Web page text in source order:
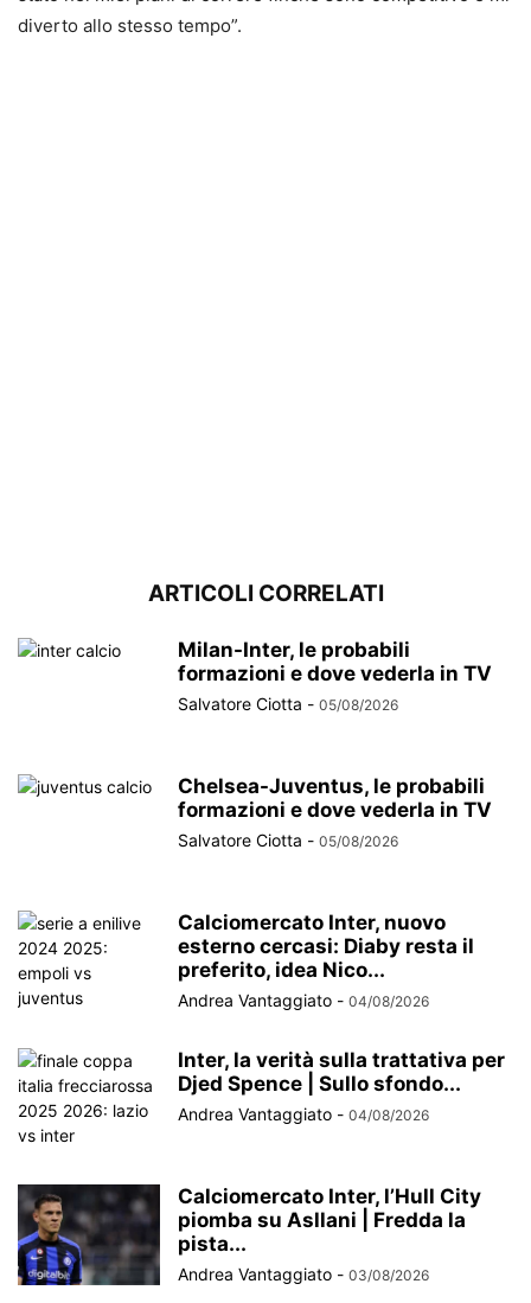
diverto allo stesso tempo”.
ARTICOLI CORRELATI
Milan-Inter, le probabili
formazioni e dove vederla in TV
Salvatore Ciotta - 05/08/2026
Chelsea-Juventus, le probabili
formazioni e dove vederla in TV
Salvatore Ciotta - 05/08/2026
Calciomercato Inter, nuovo
esterno cercasi: Diaby resta il
preferito, idea Nico...
Andrea Vantaggiato - 04/08/2026
Inter, la verità sulla trattativa per
Djed Spence | Sullo sfondo...
Andrea Vantaggiato - 04/08/2026
Calciomercato Inter, l’Hull City
piomba su Asllani | Fredda la
pista...
Andrea Vantaggiato - 03/08/2026